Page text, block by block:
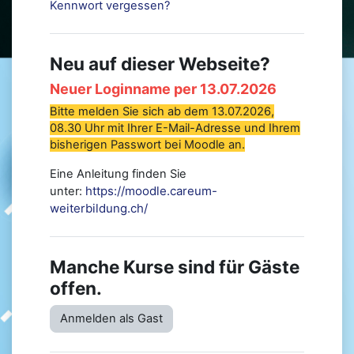
Kennwort vergessen?
Neu auf dieser Webseite?
Neuer Loginname per 13.07.2026
Bitte melden Sie sich ab dem 13.07.2026,
08.30 Uhr mit Ihrer E-Mail-Adresse und Ihrem
bisherigen Passwort bei Moodle an.
Eine Anleitung finden Sie
unter: https://moodle.careum-
weiterbildung.ch/
Manche Kurse sind für Gäste
offen.
Anmelden als Gast